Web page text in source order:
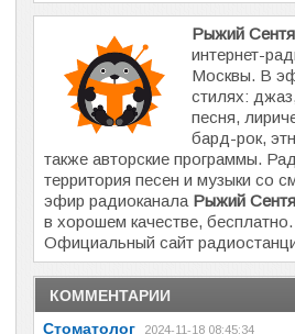
Рыжий
интернет-
Москвы. В
стилях:
песня,
бард-рок,
также авторские программы.
территория песен и музыки со
эфир радиоканала Рыжий
в хорошем качестве, бесплатно.
Официальный сайт
КОММЕНТАРИИ
Стоматолог
2024-11-18 08:45:34